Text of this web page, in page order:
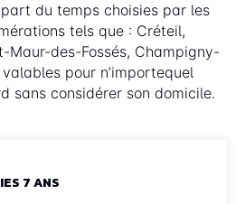
du temps choisies par les
tels que : Créteil,
Maur-des-Fossés, Champigny-
pour n’importequel
sans considérer son domicile.
7 ANS